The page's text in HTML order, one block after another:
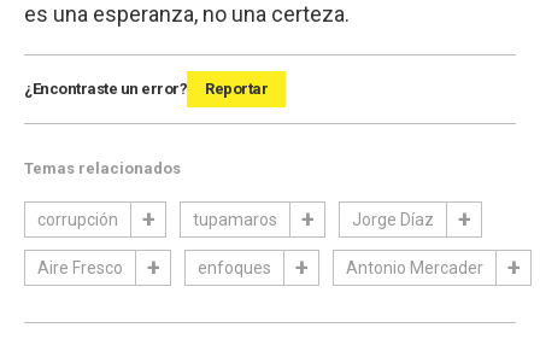
es una esperanza, no una certeza.
¿Encontraste un error? Reportar
Temas relacionados
corrupción tupamaros Jorge Díaz
Aire Fresco enfoques Antonio Mercader